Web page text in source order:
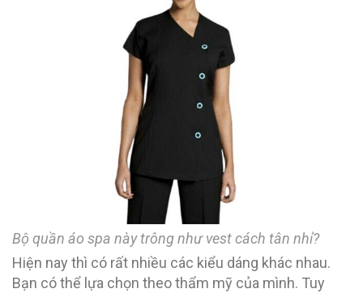
Bộ quần áo spa này trông như vest cách tân nhỉ?
Hiện nay thì có rất nhiều các kiểu dáng khác nhau.
Bạn có thể lựa chọn theo thẩm mỹ của mình. Tuy